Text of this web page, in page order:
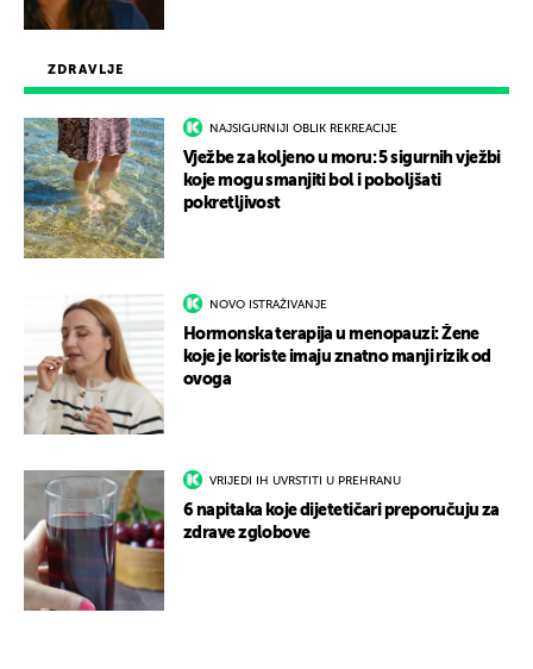
ZDRAVLJE
NAJSIGURNIJI OBLIK REKREACIJE
Vježbe za koljeno u moru: 5 sigurnih vježbi
koje mogu smanjiti bol i poboljšati
pokretljivost
NOVO ISTRAŽIVANJE
Hormonska terapija u menopauzi: Žene
koje je koriste imaju znatno manji rizik od
ovoga
VRIJEDI IH UVRSTITI U PREHRANU
6 napitaka koje dijetetičari preporučuju za
zdrave zglobove